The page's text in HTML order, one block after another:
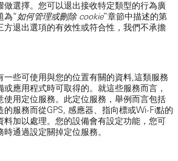
做選擇。您可以退出接收特定類型的行為廣
為“如何管理或刪除 cookie”章節中描述的第
方退出選項的有效性或符合性，我們不承擔
一些可使用與您的位置有關的資料,這類服務
應用程式時可取得的。就這些服務而言，
使用定位服務。此定位服務，舉例而言包括
服務而從GPS, 感應器、指向標或Wi-Fi點的
料加以處理。您的設備會有設定功能，您可
通過設定關掉定位服務。